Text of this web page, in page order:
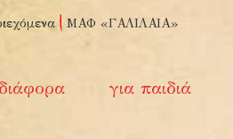
ΜΑΦ «ΓΑΛΙΛΑΙΑ»
διάφορα για παιδιά